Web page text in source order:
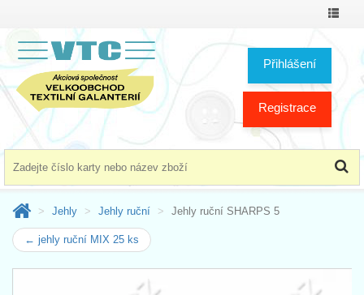
Přihlášení
Registrace
Jehly Jehly ruční Jehly ruční SHARPS 5
← jehly ruční MIX 25 ks